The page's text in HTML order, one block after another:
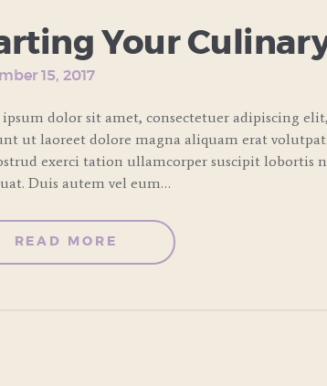
Your
15, 2017
dolor sit amet, consectetuer adipiscing
ut laoreet dolore magna aliquam erat
exerci tation ullamcorper suscipit lobortis
Duis autem vel eum…
READ MORE